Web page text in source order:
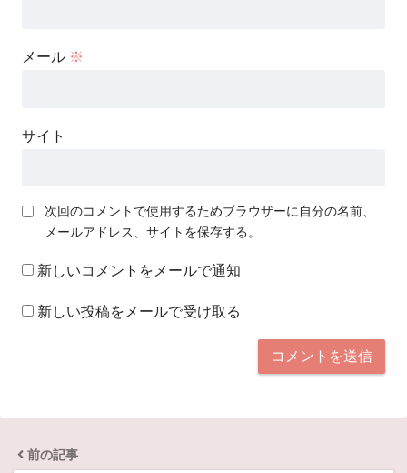
メール ※
サイト
次回のコメントで使用するためブラウザーに自分の名前、
メールアドレス、サイトを保存する。
新しいコメントをメールで通知
新しい投稿をメールで受け取る
前の記事